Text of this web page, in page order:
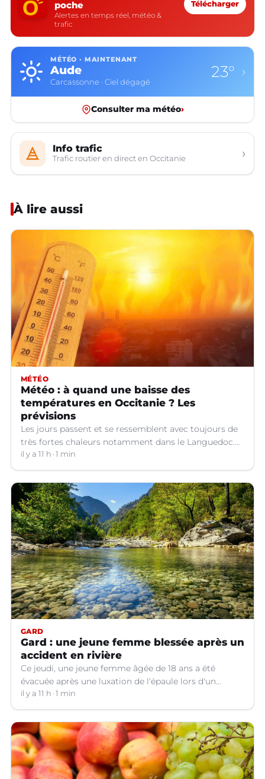
poche
Alertes en temps réel, météo &
trafic
Télécharger
MÉTÉO · MAINTENANT
Aude
Carcassonne · Ciel dégagé
23° ›
Consulter ma météo›
Info trafic
Trafic routier en direct en Occitanie ›
À lire aussi
MÉTÉO
Météo : à quand une baisse des
températures en Occitanie ? Les
prévisions
Les jours passent et se ressemblent avec toujours de
très fortes chaleurs notamment dans le Languedoc.
Jusqu’à quand ?
il y a 11 h 1 min
GARD
Gard : une jeune femme blessée après un
accident en rivière
Ce jeudi, une jeune femme âgée de 18 ans a été
évacuée après une luxation de l'épaule lors d'un
plongeon dans une rivière à Saint-André-de-
Valborgne (Gard).
il y a 11 h 1 min